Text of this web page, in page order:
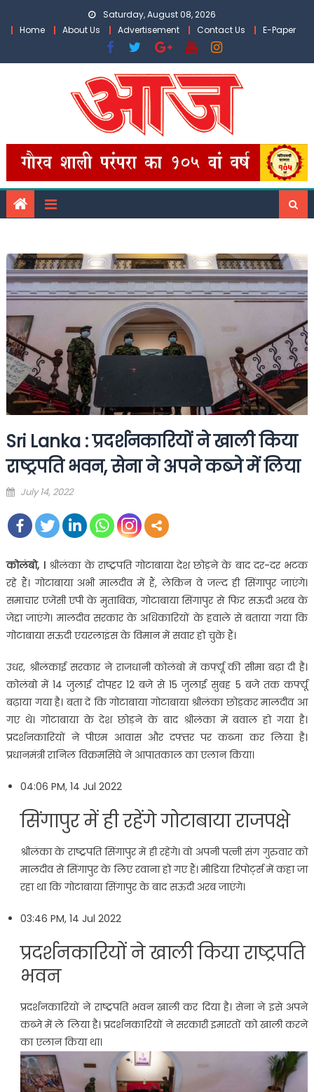
Saturday, August 08, 2026
Home
About Us Advertisement Contact Us E-Paper
Sri Lanka : प्रदर्शनकारियों ने खाली किया
राष्ट्रपति भवन, सेना ने अपने कब्जे में लिया
Posted
July 14, 2022
कोलंबो, । श्रीलंका के राष्ट्रपति गोटाबाया देश छोड़ने के बाद दर-दर भटक
रहे हैं। गोटाबाया अभी मालदीव में हैं, लेकिन वे जल्द ही सिंगापुर जाएंगे।
समाचार एजेंसी एपी के मुताबिक, गोटाबाया सिंगापुर से फिर सऊदी अरब के
जेद्दा जाएंगे। मालदीव सरकार के अधिकारियों के हवाले से बताया गया कि
गोटाबाया सऊदी एयरलाइंस के विमान में सवार हो चुके हैं।
उधर, श्रीलंकाई सरकार ने राजधानी कोलंबो में कर्फ्यू की सीमा बढ़ा दी है।
कोलंबो में 14 जुलाई दोपहर 12 बजे से 15 जुलाई सुबह 5 बजे तक कर्फ्यू
बढ़ाया गया है। बता दें कि गोटाबाया गोटाबाया श्रीलंका छोड़कर मालदीव आ
गए थे। गोटाबाया के देश छोड़ने के बाद श्रीलंका में बवाल हो गया है।
प्रदर्शनकारियों ने पीएम आवास और दफ्तर पर कब्जा कर लिया है।
प्रधानमंत्री रानिल विक्रमसिंघे ने आपातकाल का एलान किया।
04:06 PM, 14 Jul 2022
सिंगापुर में ही रहेंगे गोटाबाया राजपक्षे
श्रीलंका के राष्ट्रपति सिंगापुर में ही रहेंगे। वो अपनी पत्नी संग गुरुवार को
मालदीव से सिंगापुर के लिए रवाना हो गए हैं। मीडिया रिपोर्ट्स में कहा जा
रहा था कि गोटाबाया सिंगापुर के बाद सऊदी अरब जाएंगे।
03:46 PM, 14 Jul 2022
प्रदर्शनकारियों ने खाली किया राष्ट्रपति
भवन
प्रदर्शनकारियों ने राष्ट्रपति भवन खाली कर दिया है। सेना ने इसे अपने
कब्जे में ले लिया है। प्रदर्शनकारियों ने सरकारी इमारतों को खाली करने
का एलान किया था।